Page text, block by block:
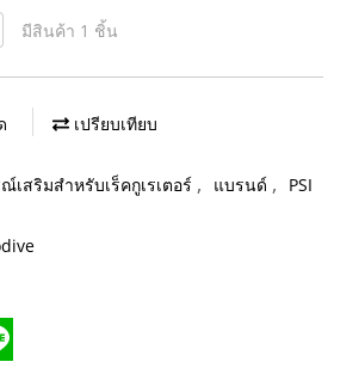
มีสินค้า 1 ชิ้น
เปรียบเทียบ
เสริมสำหรับเร็คกูเรเตอร์ , แบรนด์ , PSI